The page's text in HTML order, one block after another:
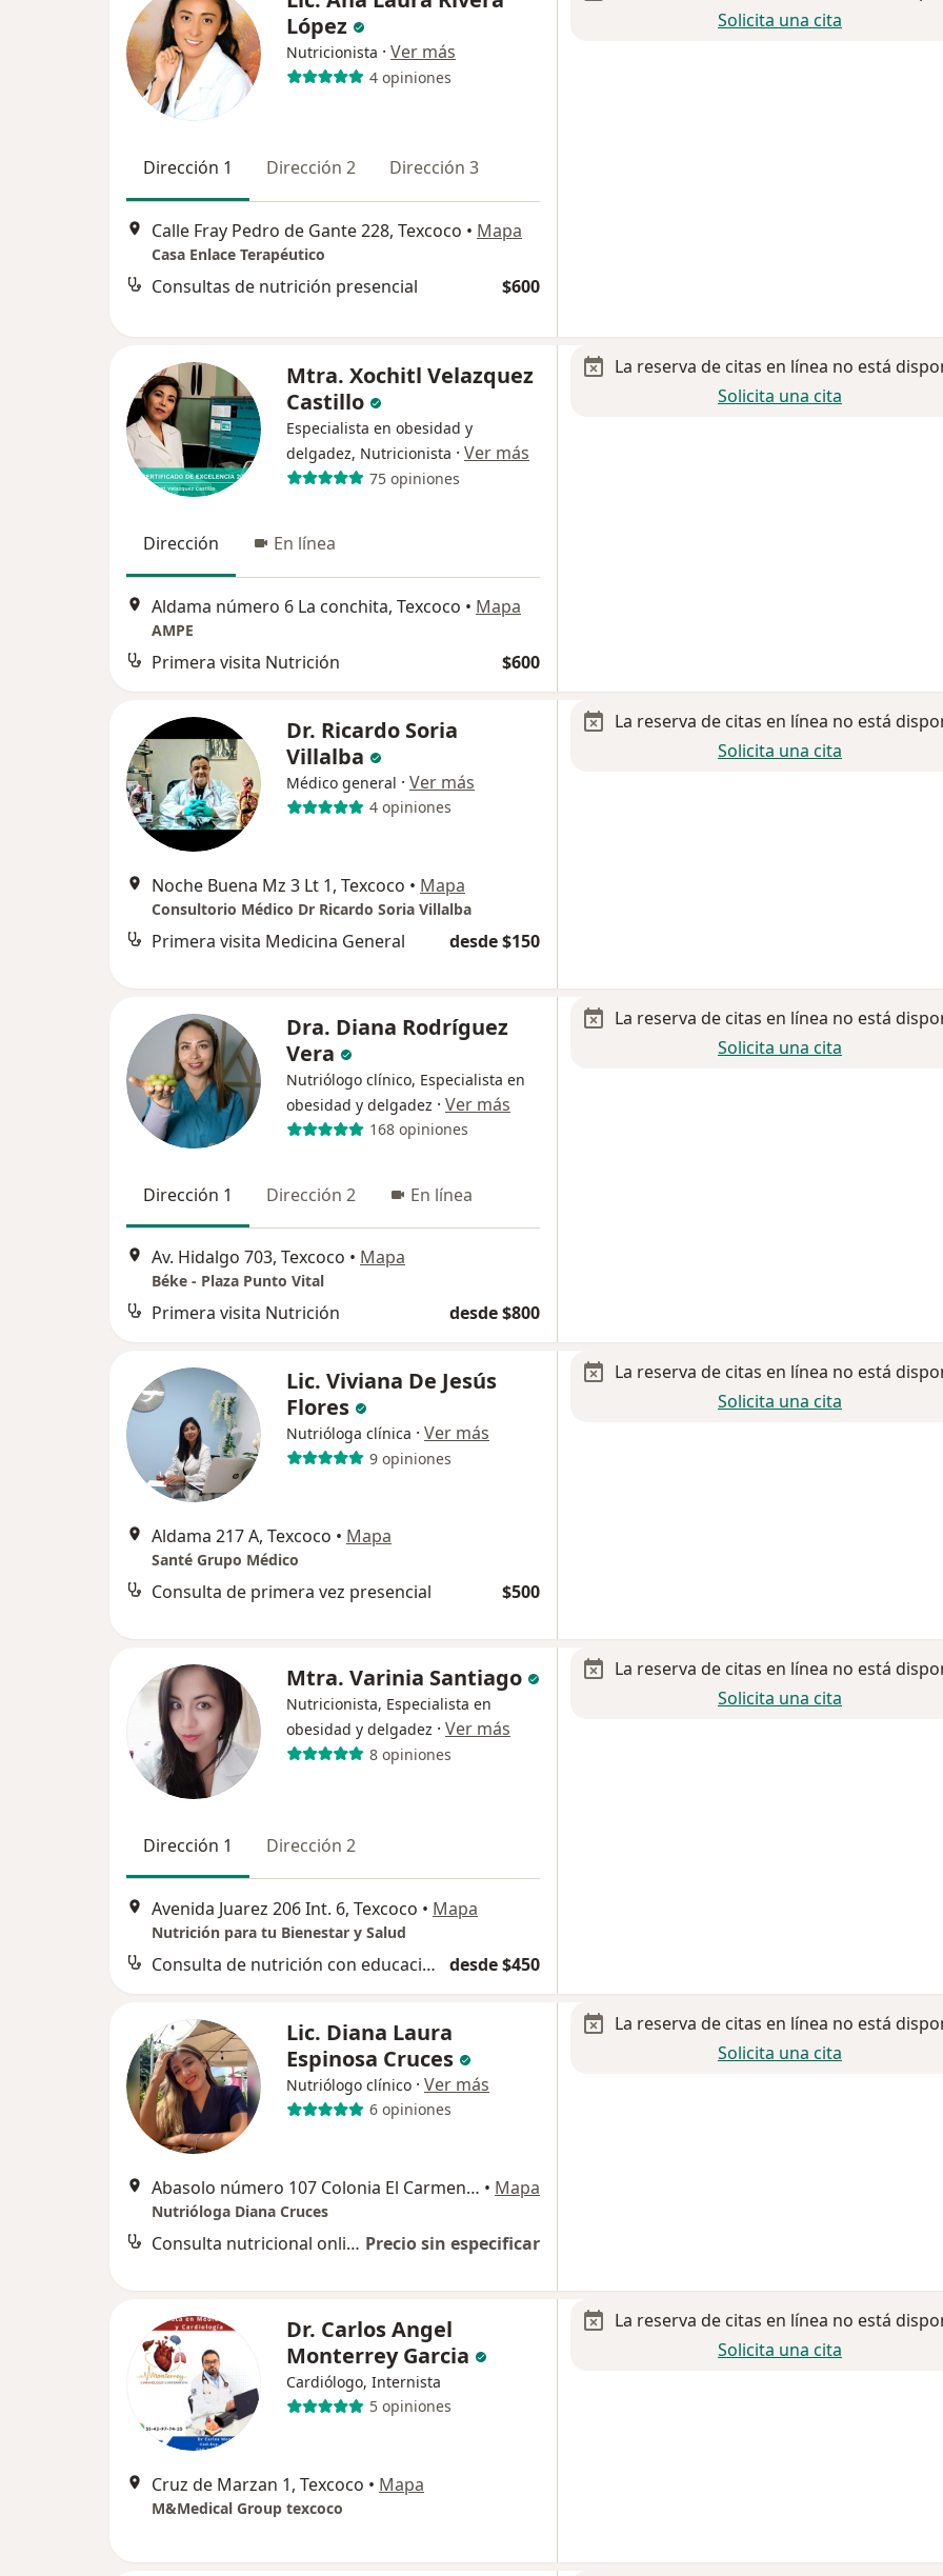
López
Nutricionista · Ver más
4 opiniones
Dirección 1 Dirección 2 Dirección 3
Calle Fray Pedro de Gante 228, Texcoco • Mapa
Casa Enlace Terapéutico
Consultas de nutrición presencial $600
Solicita una cita
Mtra. Xochitl Velazquez
Castillo
Especialista en obesidad y
delgadez, Nutricionista · Ver más
75 opiniones
Dirección En línea
Aldama número 6 La conchita, Texcoco • Mapa
AMPE
Primera visita Nutrición $600
La reserva de citas en línea no está
Solicita una cita
Dr. Ricardo Soria
Villalba
Médico general · Ver más
4 opiniones
Noche Buena Mz 3 Lt 1, Texcoco • Mapa
Consultorio Médico Dr Ricardo Soria Villalba
Primera visita Medicina General desde $150
La reserva de citas en línea no está
Solicita una cita
Dra. Diana Rodríguez
Vera
Nutriólogo clínico, Especialista en
obesidad y delgadez · Ver más
168 opiniones
Dirección 1 Dirección 2 En línea
Av. Hidalgo 703, Texcoco • Mapa
Béke - Plaza Punto Vital
Primera visita Nutrición desde $800
La reserva de citas en línea no está
Solicita una cita
Lic. Viviana De Jesús
Flores
Nutrióloga clínica · Ver más
9 opiniones
Aldama 217 A, Texcoco • Mapa
Santé Grupo Médico
Consulta de primera vez presencial $500
La reserva de citas en línea no está
Solicita una cita
Mtra. Varinia Santiago
Nutricionista, Especialista en
obesidad y delgadez · Ver más
8 opiniones
Dirección 1 Dirección 2
Avenida Juarez 206 Int. 6, Texcoco • Mapa
Nutrición para tu Bienestar y Salud
Consulta de nutrición con educación en diabetes desde $450
La reserva de citas en línea no está
Solicita una cita
Lic. Diana Laura
Espinosa Cruces
Nutriólogo clínico · Ver más
6 opiniones
Abasolo número 107 Colonia El Carmen, Texcoco Estado de México., Texcoco • Mapa
Nutrióloga Diana Cruces
Consulta nutricional online Precio sin especificar
La reserva de citas en línea no está
Solicita una cita
Dr. Carlos Angel
Monterrey Garcia
Cardiólogo, Internista
5 opiniones
Cruz de Marzan 1, Texcoco • Mapa
M&Medical Group texcoco
La reserva de citas en línea no está
Solicita una cita